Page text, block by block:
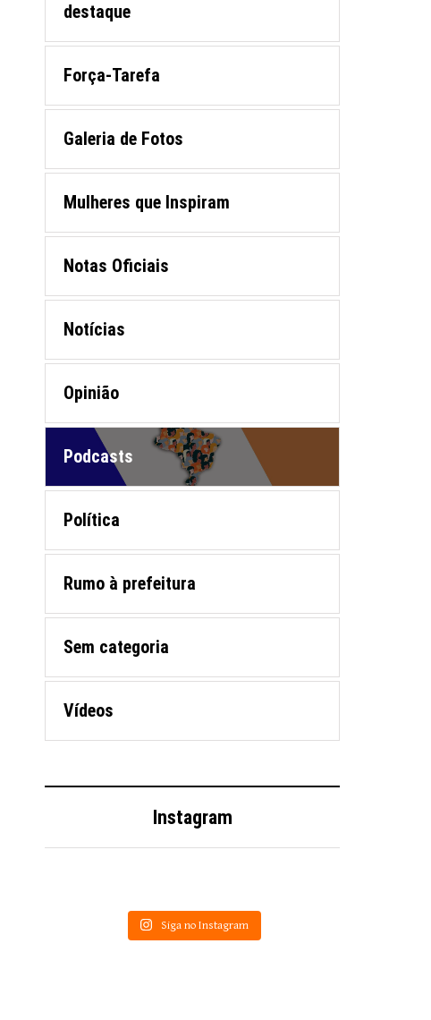
destaque
Força-Tarefa
Galeria de Fotos
Mulheres que Inspiram
Notas Oficiais
Notícias
Opinião
Podcasts
Política
Rumo à prefeitura
Sem categoria
Vídeos
Instagram
Siga no Instagram